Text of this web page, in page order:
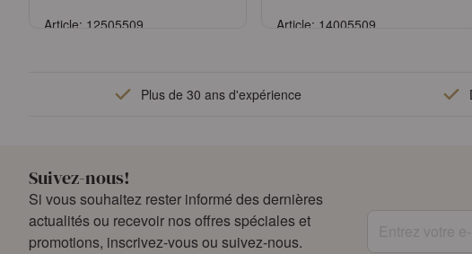
Article: 12505509
Demander un compte
Article: 14005509
Plus de 30 ans d'expérience
Suivez-nous!
Si vous souhaitez rester informé des dernières
actualités ou recevoir nos offres spéciales et
promotions, inscrivez-vous ou suivez-nous.